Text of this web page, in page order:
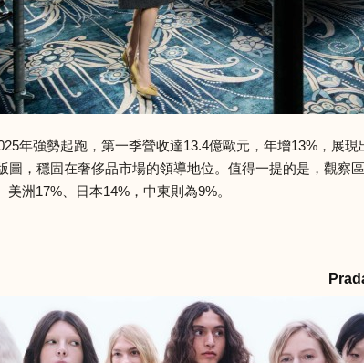
年強勢起跑，第一季營收達13.4億歐元，年增13%，展
圖，穩固在奢侈品市場的領導地位。值得一提的是，觀察
美洲17%、日本14%，中東則為9%。